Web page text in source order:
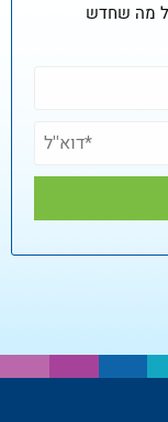
מה שחדש